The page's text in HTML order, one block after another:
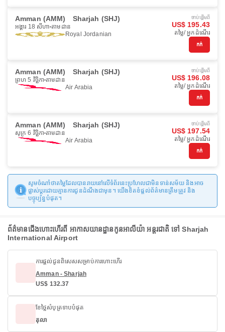
Amman (AMM) Sharjah (SHJ)
អង្គារ 18 សីហា តាមដាន
Royal Jordanian
ចាប់ផ្ដើមពី
US$ 195.43
តម្លៃ/ អ្នកដំណើរ
កក់
Amman (AMM) Sharjah (SHJ)
ព្រហ 5 វិច្ឆិកា តាមដាន
Air Arabia
ចាប់ផ្ដើមពី
US$ 196.08
តម្លៃ/ អ្នកដំណើរ
កក់
Amman (AMM) Sharjah (SHJ)
សុក្រ 6 វិច្ឆិកា តាមដាន
Air Arabia
ចាប់ផ្ដើមពី
US$ 197.54
តម្លៃ/ អ្នកដំណើរ
កក់
សូមចំណាំថាតម្លៃដែលបានរាយនៅលើទំព័រនេះប្រហែលជាមិនទាន់សម័យ និងអាច
ផ្លាស់ប្តូរដោយគ្មានការជូនដំណឹងជាមុន។ យើងខិតខំផ្តល់ព័ត៌មានត្រឹមត្រូវ និង
បច្ចុប្បន្នបំផុត។
ព័ត៌មានជើងហោះហើរពី អាកាសយានដ្ឋានកូនអាលីយ៉ា អន្តរជាតិ ទៅ Sharjah
International Airport
ការផ្តល់ជូនពិសេសសម្រាប់ការហោះហើរ
Amman - Sharjah
US$ 132.37
ខែថ្លៃសំបុត្រទាបបំផុត
តុលា